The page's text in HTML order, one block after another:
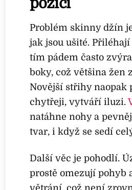
pozici
Problém skinny džín
jak jsou ušité.
tím pádem často
boky, což většina žen
Novější střihy naopak
chytřeji, vytváří iluzi.
natáhne nohy a
tvar, i když se sedí
Další věc je pohodlí.
prostě omezují pohyb